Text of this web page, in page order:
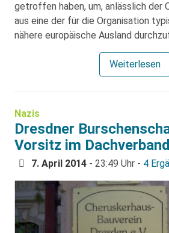
getroffen haben, um, anlässlich der
aus eine der für die Organisation
nähere europäische Ausland
Weiterlesen
Nazis
Dresdner
Vorsitz im Dachverband
7. April 2014 - 23:49 Uhr - 4